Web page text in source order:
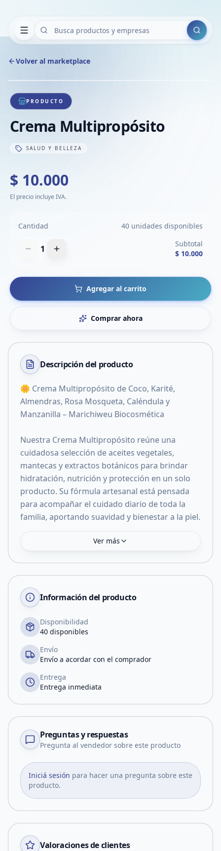
Buscar
Volver al marketplace
1/1
PRODUCTO
Crema Multipropósito
SALUD Y BELLEZA
$ 10.000
El precio incluye IVA.
Cantidad 40 unidades disponibles
1
Subtotal
$ 10.000
Agregar al carrito
Comprar ahora
Descripción del producto
🌼 Crema Multipropósito de Coco, Karité,
Almendras, Rosa Mosqueta, Caléndula y
Manzanilla – Marichiweu Biocosmética
Nuestra Crema Multipropósito reúne una
cuidadosa selección de aceites vegetales,
mantecas y extractos botánicos para brindar
hidratación, nutrición y protección en un solo
producto. Su fórmula artesanal está pensada
para acompañar el cuidado diario de toda la
familia, aportando suavidad y bienestar a la piel.
Ver más
Información del producto
Disponibilidad
40 disponibles
Envío
Envío a acordar con el comprador
Entrega
Entrega inmediata
Preguntas y respuestas
Pregunta al vendedor sobre este producto
Iniciá sesión para hacer una pregunta sobre este
producto.
Valoraciones de clientes